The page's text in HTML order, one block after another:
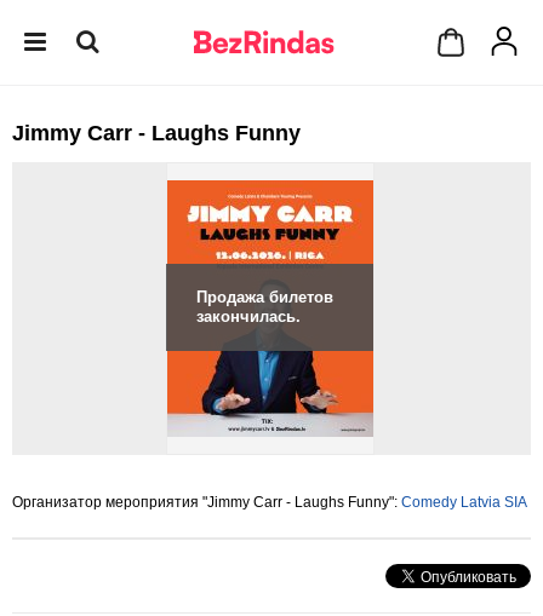
Jimmy Carr - Laughs Funny
Продажа билетов
закончилась.
Организатор мероприятия "Jimmy Carr - Laughs Funny": Comedy Latvia SIA